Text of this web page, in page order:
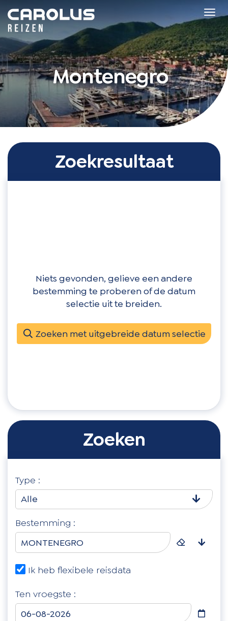
Home
Montenegro
Zoekresultaat
Niets gevonden, gelieve een andere
bestemming te proberen of de datum
selectie uit te breiden.
Zoeken met uitgebreide datum selectie
Zoeken
Type :
Alle
Bestemming :
Ik heb flexibele reisdata
Ten vroegste :